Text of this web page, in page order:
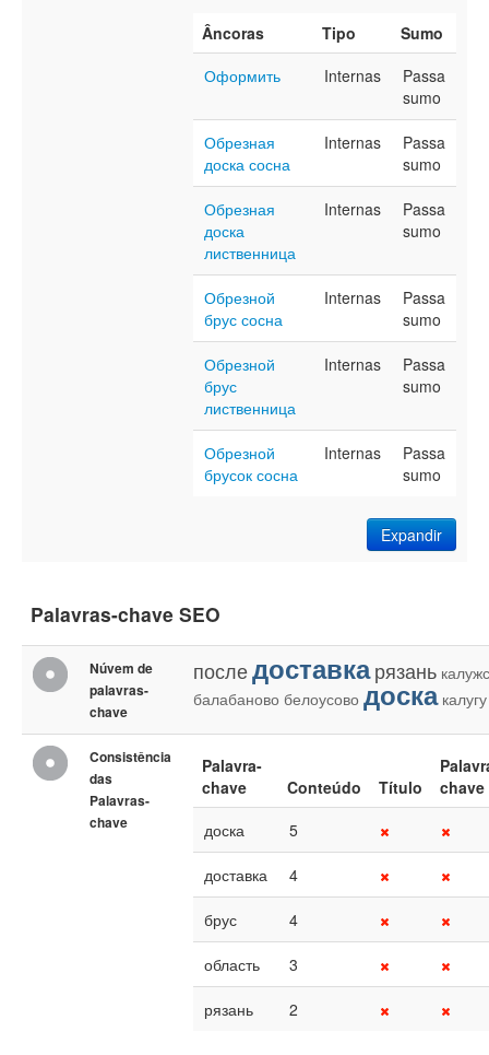
Âncoras Tipo
Sumo
Оформить
Internas
Passa
sumo
Обрезная
доска сосна
Internas
Passa
sumo
Обрезная
доска
лиственница
Internas
Passa
sumo
Обрезной
брус сосна
Internas
Passa
sumo
Обрезной
брус
лиственница
Internas
Passa
sumo
Обрезной
брусок сосна
Internas
Passa
sumo
Expandir
Palavras-chave SEO
Núvem de
palavras-
chave
последоставкарязань
балабаново белоусово доска калугу
Consistência
das
Palavras-
chave
Palavra-
chave
Conteúdo Título
chave
доска
5
доставка 4
брус 4
область 3
рязань 2